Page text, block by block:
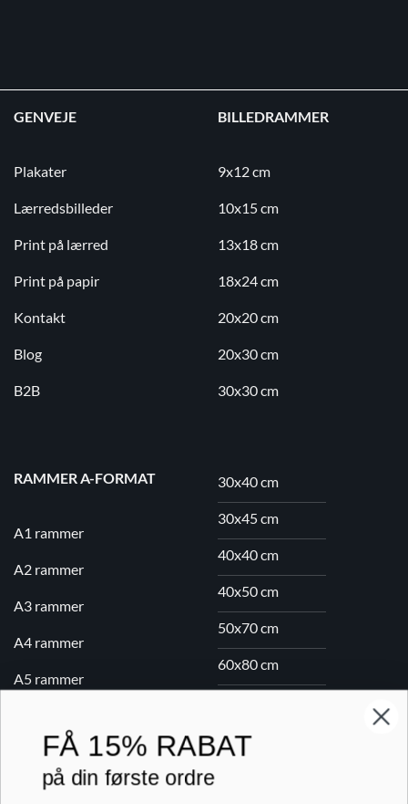
GENVEJE
Plakater
Lærredsbilleder
Print på lærred
Print på papir
Kontakt
Blog
B2B
BILLEDRAMMER
9x12 cm
10x15 cm
13x18 cm
18x24 cm
20x20 cm
20x30 cm
30x30 cm
RAMMER A-FORMAT
A1 rammer
A2 rammer
A3 rammer
A4 rammer
A5 rammer
30x40 cm
30x45 cm
40x40 cm
40x50 cm
50x70 cm
60x80 cm
Printogrammer.dk · Navervej 21 · 8382 Hinnerup · CVR 40736166 ·
(+45) 8844 1630 · kundeservice@printogrammer.dk
FÅ 15% RABAT
på din første ordre